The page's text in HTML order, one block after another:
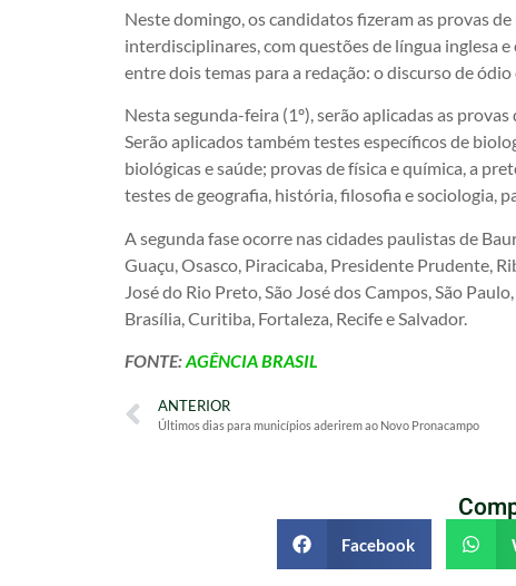
Neste domingo, os candidatos fizeram as provas
interdisciplinares, com questões de língua inglesa
entre dois temas para a redação: o discurso de
Nesta segunda-feira (1º), serão aplicadas as
Serão aplicados também testes específicos de
biológicas e saúde; provas de física e química, a
testes de geografia, história, filosofia e sociologia,
A segunda fase ocorre nas cidades paulistas de
Guaçu, Osasco, Piracicaba, Presidente Prudente,
José do Rio Preto, São José dos Campos, São
Brasília, Curitiba, Fortaleza, Recife e Salvador.
FONTE:AGÊNCIA BRASIL
ANTERIOR
Últimos dias para municípios aderirem ao Novo Pronacampo
Facebook